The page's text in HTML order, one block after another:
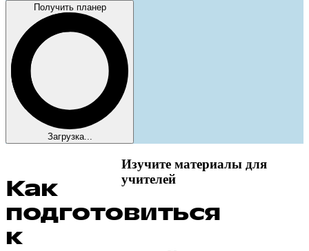
Получить планер
Загрузка...
Как
подготовиться
к
Изучите материалы для
учителей